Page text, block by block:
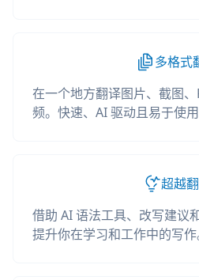
多格式
在一个地方翻译图片、截图
频。快速、AI 驱动且易于使用
超越
借助 AI 语法工具、改写建议
提升你在学习和工作中的写作